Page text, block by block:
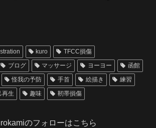
kuro
TFCC損傷
ブログ マッサージ ヨーヨー
函館
怪我の予防 手首 絵描き
練習
再生 趣味 靭帯損傷
のフォローはこちら